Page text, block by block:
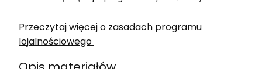
Przeczytaj więcej o zasadach programu
lojalnościowego